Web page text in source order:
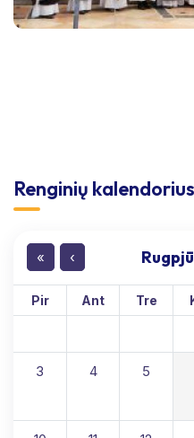
Renginių kalendorius
« ‹
Pir Ant Tre
3 4 5